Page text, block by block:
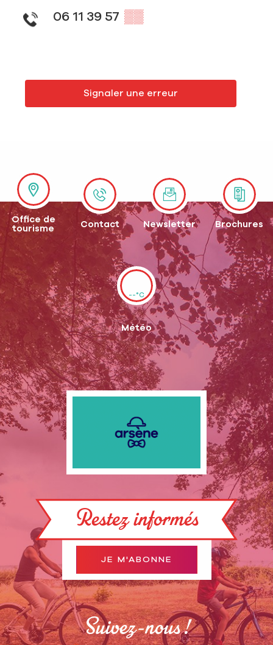
06 11 39 57 ▒▒
Signaler une erreur
Office de
tourisme
Contact Newsletter Brochures
--°C
Météo
Restez informés
JE M'ABONNE
Suivez-nous !